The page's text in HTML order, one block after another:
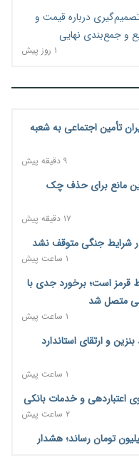
درباره قیمت و
و جمع‌بندی نهایی
۱ روز پیش
تأمین اجتماعی به شعبه
۹ دقیقه پیش
مانع برای حذف چک
۱۷ دقیقه پیش
شرایط جنگی متوقف نشد
۱ ساعت پیش
قرمز است؛ برخورد جدی با
۱ ساعت پیش
و ارتقای استاندارد
۱ ساعت پیش
اعتباردهی و خدمات بانکی
۲ ساعت پیش
تقاضا حباب سکه را به زیر ۳ میلیون تومان رساند؛ هشدار